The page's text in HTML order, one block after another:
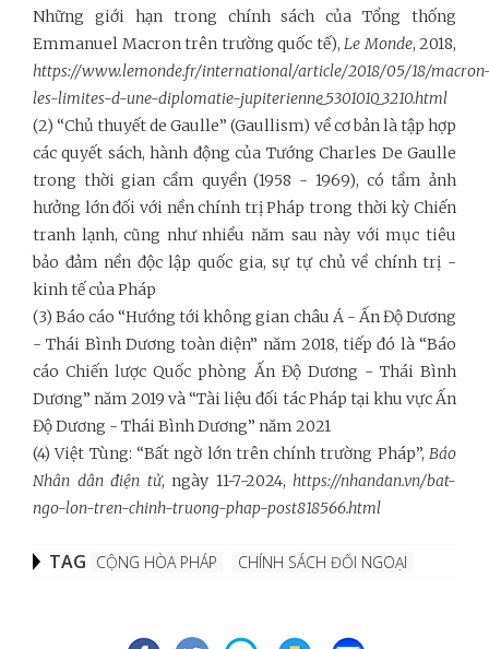
Những giới hạn trong chính sách của Tổng thống
Emmanuel Macron trên trường quốc tế), Le Monde, 2018,
https://www.lemonde.fr/international/article/2018/05/18/
les-limites-d-une-diplomatie-jupiterienne_5301010_3210.html
(2) “Chủ thuyết de Gaulle” (Gaullism) về cơ bản là tập hợp
các quyết sách, hành động của Tướng Charles De Gaulle
trong thời gian cầm quyền (1958 - 1969), có tầm ảnh
hưởng lớn đối với nền chính trị Pháp trong thời kỳ Chiến
tranh lạnh, cũng như nhiều năm sau này với mục tiêu
bảo đảm nền độc lập quốc gia, sự tự chủ về chính trị -
kinh tế của Pháp
(3) Báo cáo “Hướng tới không gian châu Á - Ấn Độ Dương
- Thái Bình Dương toàn diện” năm 2018, tiếp đó là “Báo
cáo Chiến lược Quốc phòng Ấn Độ Dương - Thái Bình
Dương” năm 2019 và “Tài liệu đối tác Pháp tại khu vực Ấn
Độ Dương - Thái Bình Dương” năm 2021
(4) Việt Tùng: “Bất ngờ lớn trên chính trường Pháp”, Báo
Nhân dân điện tử, ngày 11-7-2024, https://nhandan.vn/bat-
ngo-lon-tren-chinh-truong-phap-post818566.html
TAG CỘNG HÒA PHÁP CHÍNH SÁCH ĐỐI NGOẠI